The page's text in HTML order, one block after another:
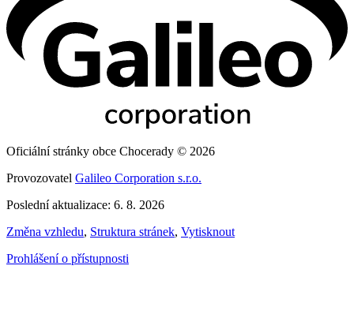
Oficiální stránky obce Chocerady © 2026
Provozovatel Galileo Corporation s.r.o.
Poslední aktualizace: 6. 8. 2026
Změna vzhledu, Struktura stránek, Vytisknout
Prohlášení o přístupnosti